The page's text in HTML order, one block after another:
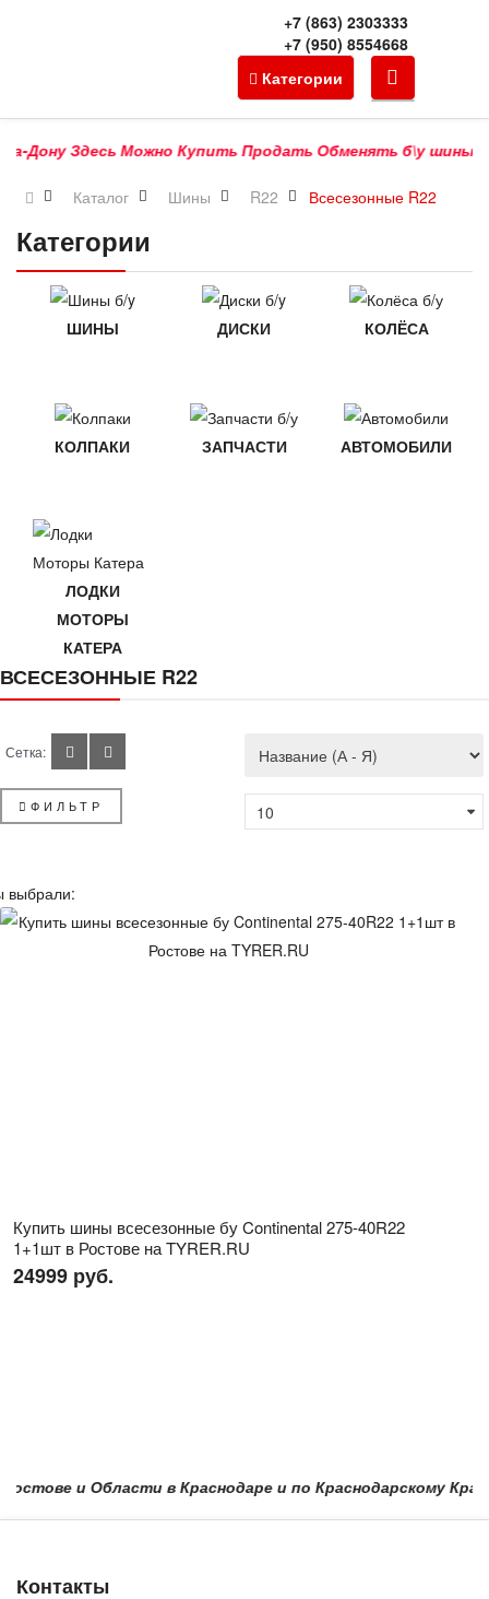
+7 (863) 2303333
+7 (950) 8554668
Категории
Здесь Можно Купить Продать Обменять б\у шины б/у
Каталог Шины R22 Всесезонные R22
Категории
ШИНЫ ДИСКИ КОЛЁСА
КОЛПАКИ ЗАПЧАСТИ АВТОМОБИЛИ
ЛОДКИ
МОТОРЫ
КАТЕРА
ВСЕСЕЗОННЫЕ R22
Сетка:
ФИЛЬТР
выбрали:
Купить шины всесезонные бу Continental 275-40R22
1+1шт в Ростове на TYRER.RU
24999 руб.
и Области в Краснодаре и по Краснодарскому Краю
Контакты